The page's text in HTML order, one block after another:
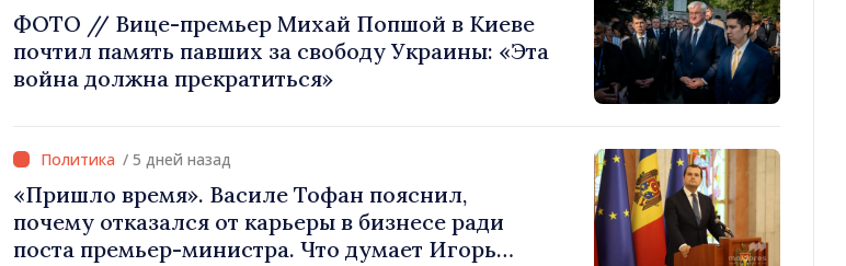
ФОТО // Вице-премьер Михай Попшой в Киеве
почтил память павших за свободу Украины: «Эта
война должна прекратиться»
/ 5 дней назад
«Пришло время». Василе Тофан пояснил,
почему отказался от карьеры в бизнесе ради
поста премьер-министра. Что думает Игорь